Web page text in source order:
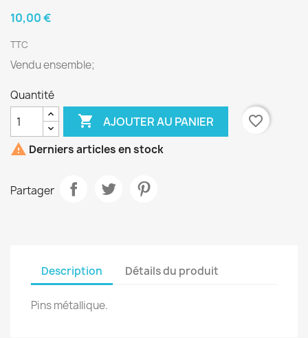
10,00 €
TTC
Vendu ensemble;
Quantité
 AJOUTER AU PANIER
favorite_border
 Derniers articles en stock
Partager
Description Détails du produit
Pins métallique.